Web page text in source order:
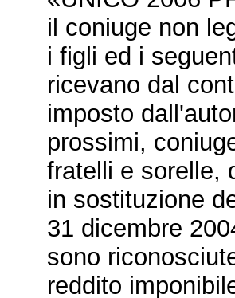
il coniuge non
i figli ed i
ricevano dal
imposto
prossimi,
fratelli e sorelle,
in sostituzione
31 dicembre
sono
reddito